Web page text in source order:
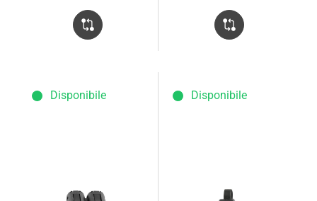
Disponibile Disponibile